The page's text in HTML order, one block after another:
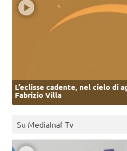
L’eclisse cadente, nel cielo di
Fabrizio Villa
Su MediaInaf Tv